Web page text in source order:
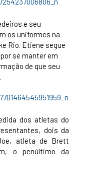
e seu
os uniformes na
Rio. Etiene segue
se manter em
de que seu
dos atletas do
dois da
atleta de Brett
o penúltimo da